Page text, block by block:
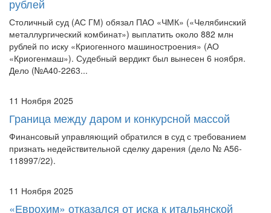
Столичный суд (АС ГМ) обязал ПАО «ЧМК» («Челябинский
металлургический комбинат») выплатить около 882 млн
рублей по иску «Криогенного машиностроения» (АО
«Криогенмаш»). Судебный вердикт был вынесен 6 ноября.
Дело (№А40-2263...
Граница между даром и конкурсной массой
Финансовый управляющий обратился в суд с требованием
признать недействительной сделку дарения (дело № А56-
118997/22).
«Еврохим» отказался от иска к итальянской
Tecnimont на 31,8 млрд